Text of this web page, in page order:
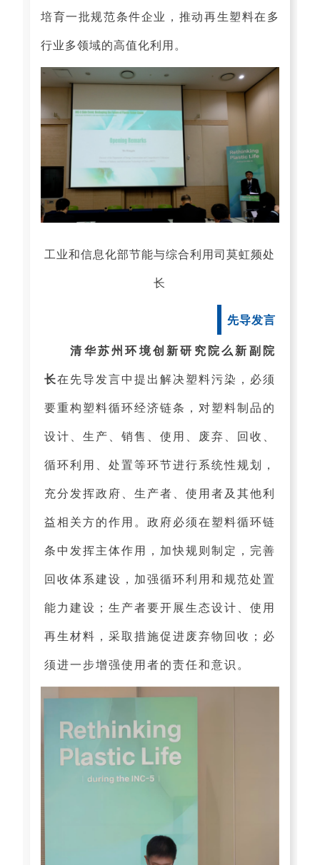
培育一批规范条件企业，推动再生塑料在多
行业多领域的高值化利用。
工业和信息化部节能与综合利用司莫虹频处
长
先导发言
清华苏州环境创新研究院么新副院
长在先导发言中提出解决塑料污染，必须
要重构塑料循环经济链条，对塑料制品的
设计、生产、销售、使用、废弃、回收、
循环利用、处置等环节进行系统性规划，
充分发挥政府、生产者、使用者及其他利
益相关方的作用。政府必须在塑料循环链
条中发挥主体作用，加快规则制定，完善
回收体系建设，加强循环利用和规范处置
能力建设；生产者要开展生态设计、使用
再生材料，采取措施促进废弃物回收；必
须进一步增强使用者的责任和意识。